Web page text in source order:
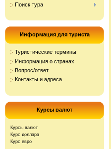
Поиск тура
Информация для туриста
Туристические термины
Информация о странах
Вопрос/ответ
Контакты и адреса
Курсы валют
Курсы валют
Курс доллара
Курс евро